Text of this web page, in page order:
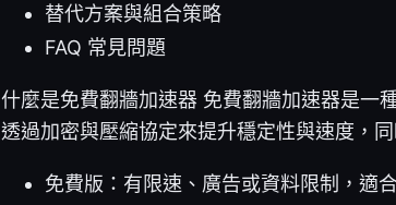
替代方案與組合策略
FAQ 常見問題
什麼是免費翻牆加速器 免費翻牆加速器是一
透過加密與壓縮協定來提升穩定性與速度，
免費版：有限速、廣告或資料限制，適